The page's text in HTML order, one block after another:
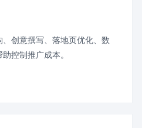
创意撰写、落地页优化、数
控制推广成本。